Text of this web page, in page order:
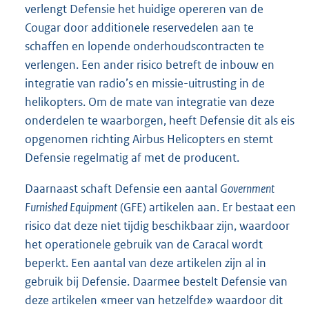
verlengt Defensie het huidige opereren van de
Cougar door additionele reservedelen aan te
schaffen en lopende onderhoudscontracten te
verlengen. Een ander risico betreft de inbouw en
integratie van radio’s en missie-uitrusting in de
helikopters. Om de mate van integratie van deze
onderdelen te waarborgen, heeft Defensie dit als eis
opgenomen richting Airbus Helicopters en stemt
Defensie regelmatig af met de producent.
Daarnaast schaft Defensie een aantal Government
Furnished Equipment(GFE) artikelen aan. Er bestaat een
risico dat deze niet tijdig beschikbaar zijn, waardoor
het operationele gebruik van de Caracal wordt
beperkt. Een aantal van deze artikelen zijn al in
gebruik bij Defensie. Daarmee bestelt Defensie van
deze artikelen «meer van hetzelfde» waardoor dit